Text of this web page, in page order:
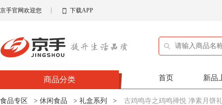
京手官网欢迎您 下载APP
首页 新品
商品分类
食品专区 > 休闲食品 > 礼盒系列 > 古鸡鸣寺之鸡鸣禅悦 净素月饼